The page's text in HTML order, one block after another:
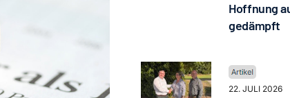
Hoffnung
gedämpft
22. JULI 2026